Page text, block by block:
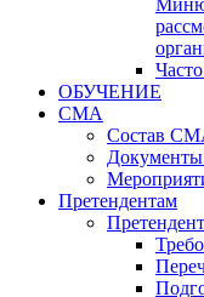
ОБУЧЕНИЕ
СМА
Состав
Претендентам